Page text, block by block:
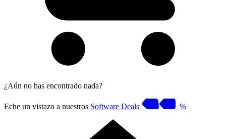
¿Aún no has encontrado nada?
Eche un vistazo a nuestros Software Deals %